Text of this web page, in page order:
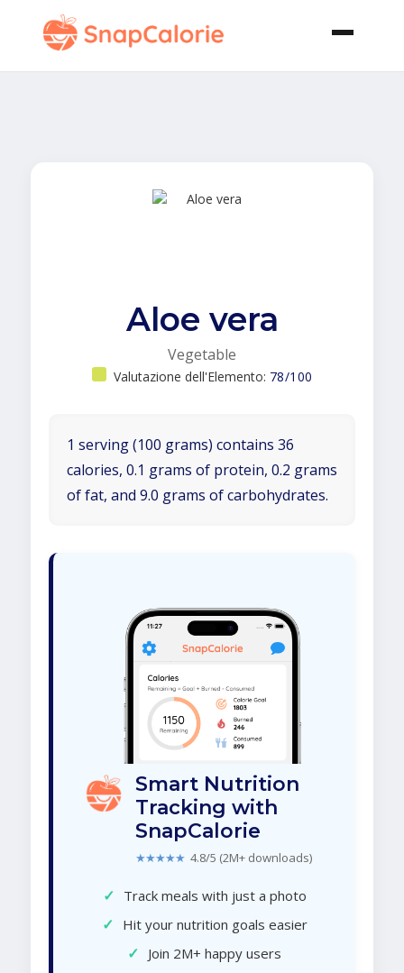
Aloe vera
Vegetable
Valutazione dell'Elemento: 78/100
1 serving (100 grams) contains 36
calories, 0.1 grams of protein, 0.2 grams
of fat, and 9.0 grams of carbohydrates.
Smart Nutrition
Tracking with
SnapCalorie
★★★★★ 4.8/5 (2M+ downloads)
✓ Track meals with just a photo
✓ Hit your nutrition goals easier
✓ Join 2M+ happy users